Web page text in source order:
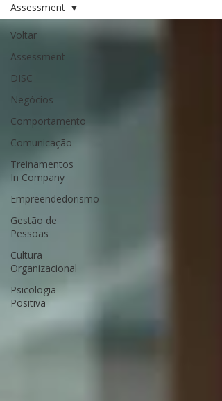
Voltar
Assessment
DISC
Negócios
Comportamento
Comunicação
Treinamentos
In Company
Empreendedorismo
Gestão de
Pessoas
Cultura
Organizacional
Psicologia
Positiva
Assessment